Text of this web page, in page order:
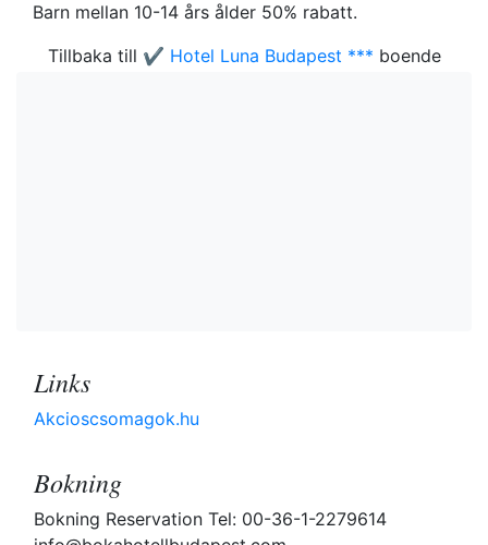
Barn mellan 10-14 års ålder 50% rabatt.
Tillbaka till ✔️ Hotel Luna Budapest *** boende
Links
Akcioscsomagok.hu
Bokning
Bokning Reservation Tel: 00-36-1-2279614